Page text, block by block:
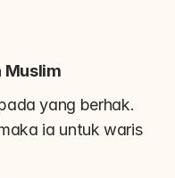
Muslim
yang berhak.
ia untuk waris